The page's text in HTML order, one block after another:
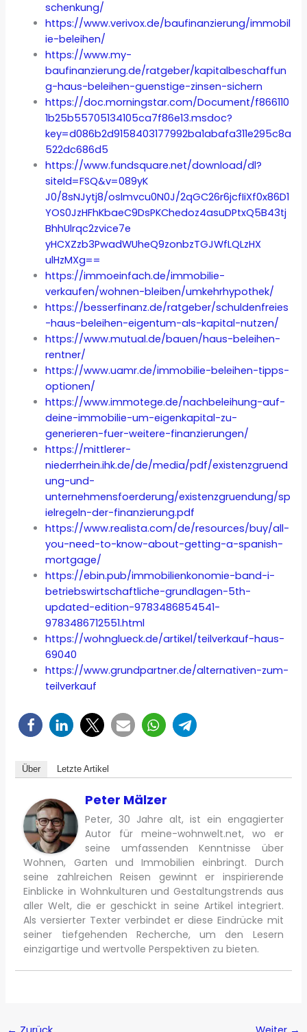
schenkung/
https://www.verivox.de/baufinanzierung/immobil
ie-beleihen/
https://www.my-
baufinanzierung.de/ratgeber/kapitalbeschaffun
g-haus-beleihen-guenstige-zinsen-sichern
https://doc.morningstar.com/Document/f866110
1b25b55705134105ca7f86e13.msdoc?
key=d086b2d9158403177992ba1abafa311e295c8a
522dc686d5
https://www.fundsquare.net/download/dl?
siteId=FSQ&v=089yK
J0/8sNJytj8/oslmvcu0N0J/2qGC26r6jcfIiXf0x86D1
YOS0JzHFhKbaeC9DsPKChedoz4asuDPtxQ5B43tj
BhhUlrqc2zvice7e
yHCXZzb3PwadWUheQ9zonbzTGJWfLQLzHX
ulHzMXg==
https://immoeinfach.de/immobilie-
verkaufen/wohnen-bleiben/umkehrhypothek/
https://besserfinanz.de/ratgeber/schuldenfreies
-haus-beleihen-eigentum-als-kapital-nutzen/
https://www.mutual.de/bauen/haus-beleihen-
rentner/
https://www.uamr.de/immobilie-beleihen-tipps-
optionen/
https://www.immotege.de/nachbeleihung-auf-
deine-immobilie-um-eigenkapital-zu-
generieren-fuer-weitere-finanzierungen/
https://mittlerer-
niederrhein.ihk.de/de/media/pdf/existenzgruend
ung-und-
unternehmensfoerderung/existenzgruendung/sp
ielregeln-der-finanzierung.pdf
https://www.realista.com/de/resources/buy/all-
you-need-to-know-about-getting-a-spanish-
mortgage/
https://ebin.pub/immobilienkonomie-band-i-
betriebswirtschaftliche-grundlagen-5th-
updated-edition-9783486854541-
9783486712551.html
https://wohnglueck.de/artikel/teilverkauf-haus-
69040
https://www.grundpartner.de/alternativen-zum-
teilverkauf
Über Letzte Artikel
Peter Mälzer
Peter, 30 Jahre alt, ist ein engagierter
Autor für meine-wohnwelt.net, wo er
seine umfassenden Kenntnisse über
Wohnen, Garten und Immobilien einbringt. Durch
seine zahlreichen Reisen gewinnt er inspirierende
Einblicke in Wohnkulturen und Gestaltungstrends aus
aller Welt, die er geschickt in seine Artikel integriert.
Als versierter Texter verbindet er diese Eindrücke mit
seiner tiefgehenden Recherche, um den Lesern
einzigartige und wertvolle Perspektiven zu bieten.